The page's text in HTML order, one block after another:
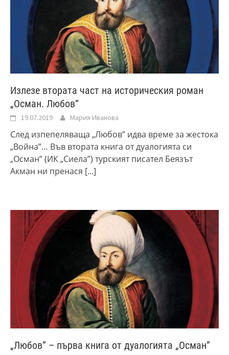
Излезе втората част на историческия роман
„Осман. Любов“
19.07.2019 Мария Иванова
След изпепеляваща „Любов” идва време за жестока
„Война”… Във втората книга от дуалогията си
„Осман” (ИК „Сиела”) турският писател Беязът
Акман ни пренася [...]
„Любов” – първа книга от дуалогията „Осман”